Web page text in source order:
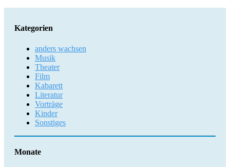
Navigation
Kategorien
anders wachsen
Musik
Theater
Film
Kabarett
Literatur
Vorträge
Kinder
Sonstiges
Monate